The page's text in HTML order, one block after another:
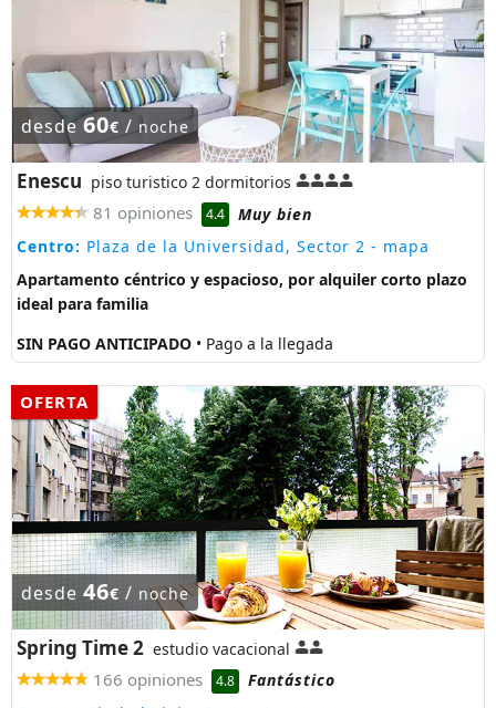
desde60€ /noche
Enescu piso turistico 2 dormitorios
81 opiniones 4.4
Muy bien
Centro: Plaza de la Universidad, Sector 2 - mapa
Apartamento céntrico y espacioso, por alquiler corto plazo
ideal para familia
SIN PAGO ANTICIPADO • Pago a la llegada
OFERTA
desde 46€ / noche
Spring Time 2 estudio vacacional
166 opiniones 4.8
Fantástico